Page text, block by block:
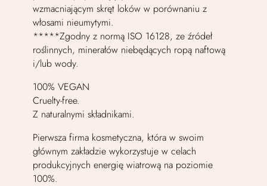
wzmacniającym skręt loków w porównaniu z
włosami nieumytymi.
*****Zgodny z normą ISO 16128, ze źródeł
roślinnych, minerałów niebędących ropą naftową
i/lub wody.
100% VEGAN
Cruelty-free.
Z naturalnymi składnikami.
Pierwsza firma kosmetyczna, która w swoim
głównym zakładzie wykorzystuje w celach
produkcyjnych energię wiatrową na poziomie
100%.